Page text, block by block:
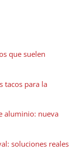
que suelen
tacos para la
aluminio: nueva
soluciones reales